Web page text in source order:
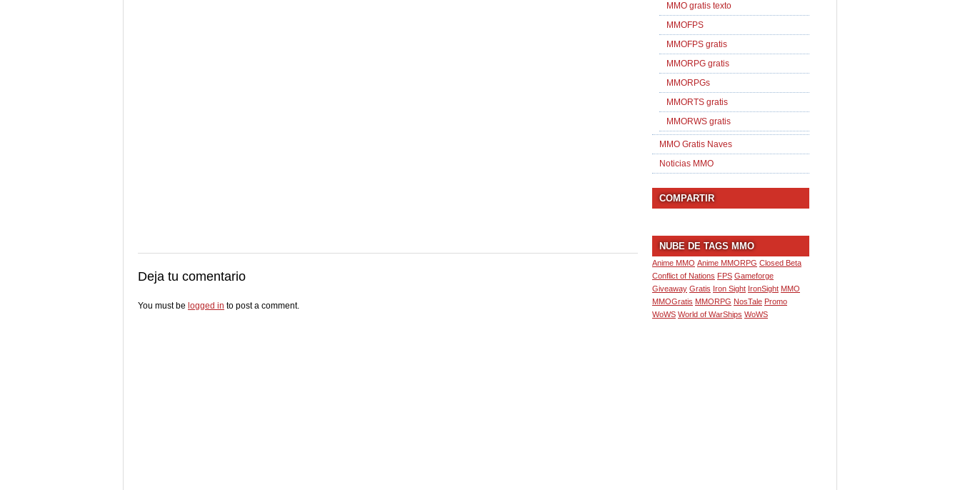
Deja tu comentario
You must be logged in to post a comment.
MMO gratis texto
MMOFPS
MMOFPS gratis
MMORPG gratis
MMORPGs
MMORTS gratis
MMORWS gratis
MMO Gratis Naves
Noticias MMO
COMPARTIR
NUBE DE TAGS MMO
Anime MMO Anime MMORPG Closed Beta
Conflict of Nations FPS Gameforge
Giveaway Gratis Iron Sight IronSight MMO
MMOGratis MMORPG NosTale Promo
WoWS World of WarShips WoWS